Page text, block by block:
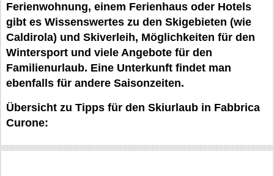
Ferienwohnung, einem Ferienhaus oder Hotels
gibt es Wissenswertes zu den Skigebieten (wie
Caldirola) und Skiverleih, Möglichkeiten für den
Wintersport und viele Angebote für den
Familienurlaub. Eine Unterkunft findet man
ebenfalls für andere Saisonzeiten.
Übersicht zu Tipps für den Skiurlaub in Fabbrica
Curone: